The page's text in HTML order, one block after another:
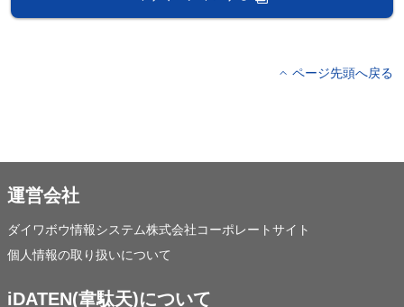
ページ先頭へ戻る
運営会社
ダイワボウ情報システム株式会社コーポレートサイト
個人情報の取り扱いについて
iDATEN(韋駄天)について